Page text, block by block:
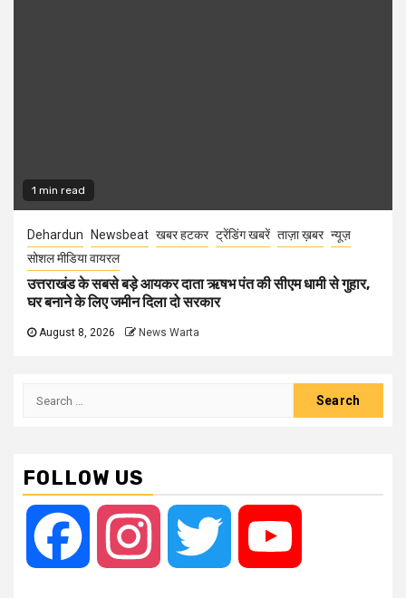
1 min read
Dehardun Newsbeat खबर हटकर ट्रेंडिंग खबरें ताज़ा ख़बर न्यूज़
सोशल मीडिया वायरल
उत्तराखंड के सबसे बड़े आयकर दाता ऋषभ पंत की सीएम धामी से गुहार,
घर बनाने के लिए जमीन दिला दो सरकार
August 8, 2026 News Warta
Search
FOLLOW US
Facebook Instagram Twitter